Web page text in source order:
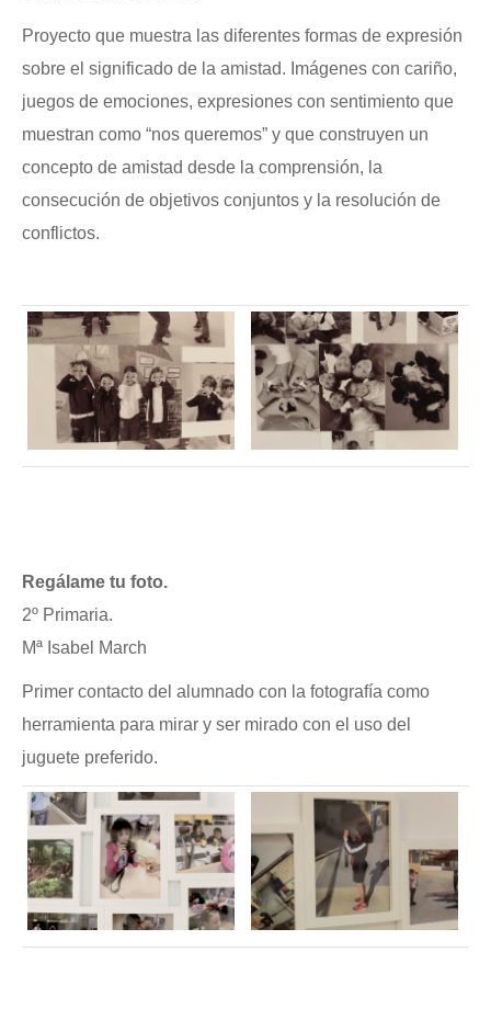
Proyecto que muestra las diferentes formas de expresión
sobre el significado de la amistad. Imágenes con cariño,
juegos de emociones, expresiones con sentimiento que
muestran como “nos queremos” y que construyen un
concepto de amistad desde la comprensión, la
consecución de objetivos conjuntos y la resolución de
conflictos.
Regálame tu foto.
2º Primaria.
Mª Isabel March
Primer contacto del alumnado con la fotografía como
herramienta para mirar y ser mirado con el uso del
juguete preferido.